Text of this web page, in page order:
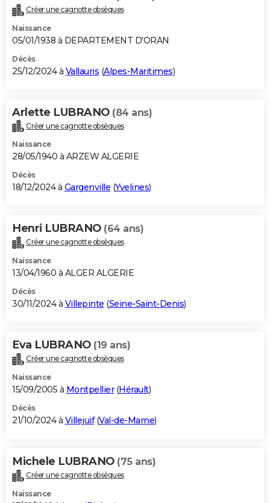
Créer une cagnotte obsèques
Naissance
05/01/1938 à DEPARTEMENT D'ORAN
Décès
25/12/2024 à Vallauris (Alpes-Maritimes)
Arlette LUBRANO (84 ans)
Créer une cagnotte obsèques
Naissance
28/05/1940 à ARZEW ALGERIE
Décès
18/12/2024 à Gargenville (Yvelines)
Henri LUBRANO (64 ans)
Créer une cagnotte obsèques
Naissance
13/04/1960 à ALGER ALGERIE
Décès
30/11/2024 à Villepinte (Seine-Saint-Denis)
Eva LUBRANO (19 ans)
Créer une cagnotte obsèques
Naissance
15/09/2005 à Montpellier(Hérault)
Décès
21/10/2024 à Villejuif(Val-de-Marne)
Michele LUBRANO (75 ans)
Créer une cagnotte obsèques
Naissance